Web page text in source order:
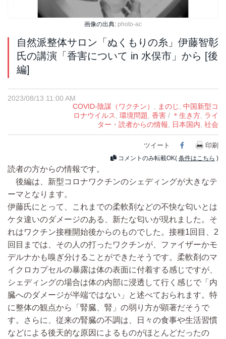
画像の出典: photo-ac
自然派整体サロン「ぬくもりの糸」伊藤智彰
氏の講演「香害について in 水俣市」から [後
編]
2023/08/13 11:00 AM
COVID-陰謀（ワクチン） , まのじ, 中国新型コ
ロナウイルス, 環境問題, 香害 / ＊生き方, ライ
ター・読者からの情報, 日本国内, 社会
ツイート Facebook
印刷
コメントのみ転載OK( 条件はこちら )
読者の方からの情報です。
後編は、新型コロナワクチンのシェディングが大きなテ
ーマとなります。
伊藤氏にとって、これまでの柔軟剤などの不快な匂いとは
ケタ違いのダメージのある、新たな匂いが現れました。そ
れはワクチン接種開始後からのものでした。接種1回目、2
回目までは、その人の打ったワクチンが、ファイザーかモ
デルナかも嗅ぎ分けることができたそうです。柔軟剤のマ
イクロカプセルの暴露は体の表面に付着する感じですが、
シェディングの場合は体の内部に浸透して行く感じで「内
臓へのダメージが半端ではない」と述べておられます。特
に整体の観点から「腎臓、腎」の弱り方が顕著だそうで
す。さらに、従来の腎臓の不調は、日々の食事や生活習慣
などによる後天的な原因によるものがほとんどだったの